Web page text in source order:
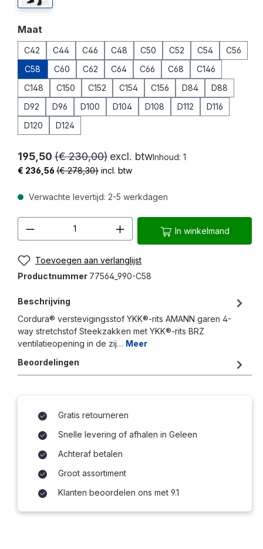
Selecteer
Maat
C42 C44 C46 C48 C50 C52 C54
C56
C58
C60 C62 C64 C66 C68
C146
C148
C150 C152 C154 C156 D84
D88
D92
D96 D100 D104 D108 D112
D116
D120
D124
195,50 (€ 230,00) excl. btwInhoud: 1
€ 236,56 (€ 278,30) incl. btw
Verwachte levertijd: 2-5 werkdagen
Producthoeveelheid: Voer de
In winkelmand
Toevoegen aan verlanglijst
Productnummer 77564_990-C58
Beschrijving
Cordura® verstevigingsstof YKK®-rits AMANN garen 4-
way stretchstof Steekzakken met YKK®-rits BRZ
ventilatieopening in de zij… Meer
Beoordelingen
Gratis retourneren
Snelle levering of afhalen in Geleen
Achteraf betalen
Groot assortiment
Klanten beoordelen ons met 9.1